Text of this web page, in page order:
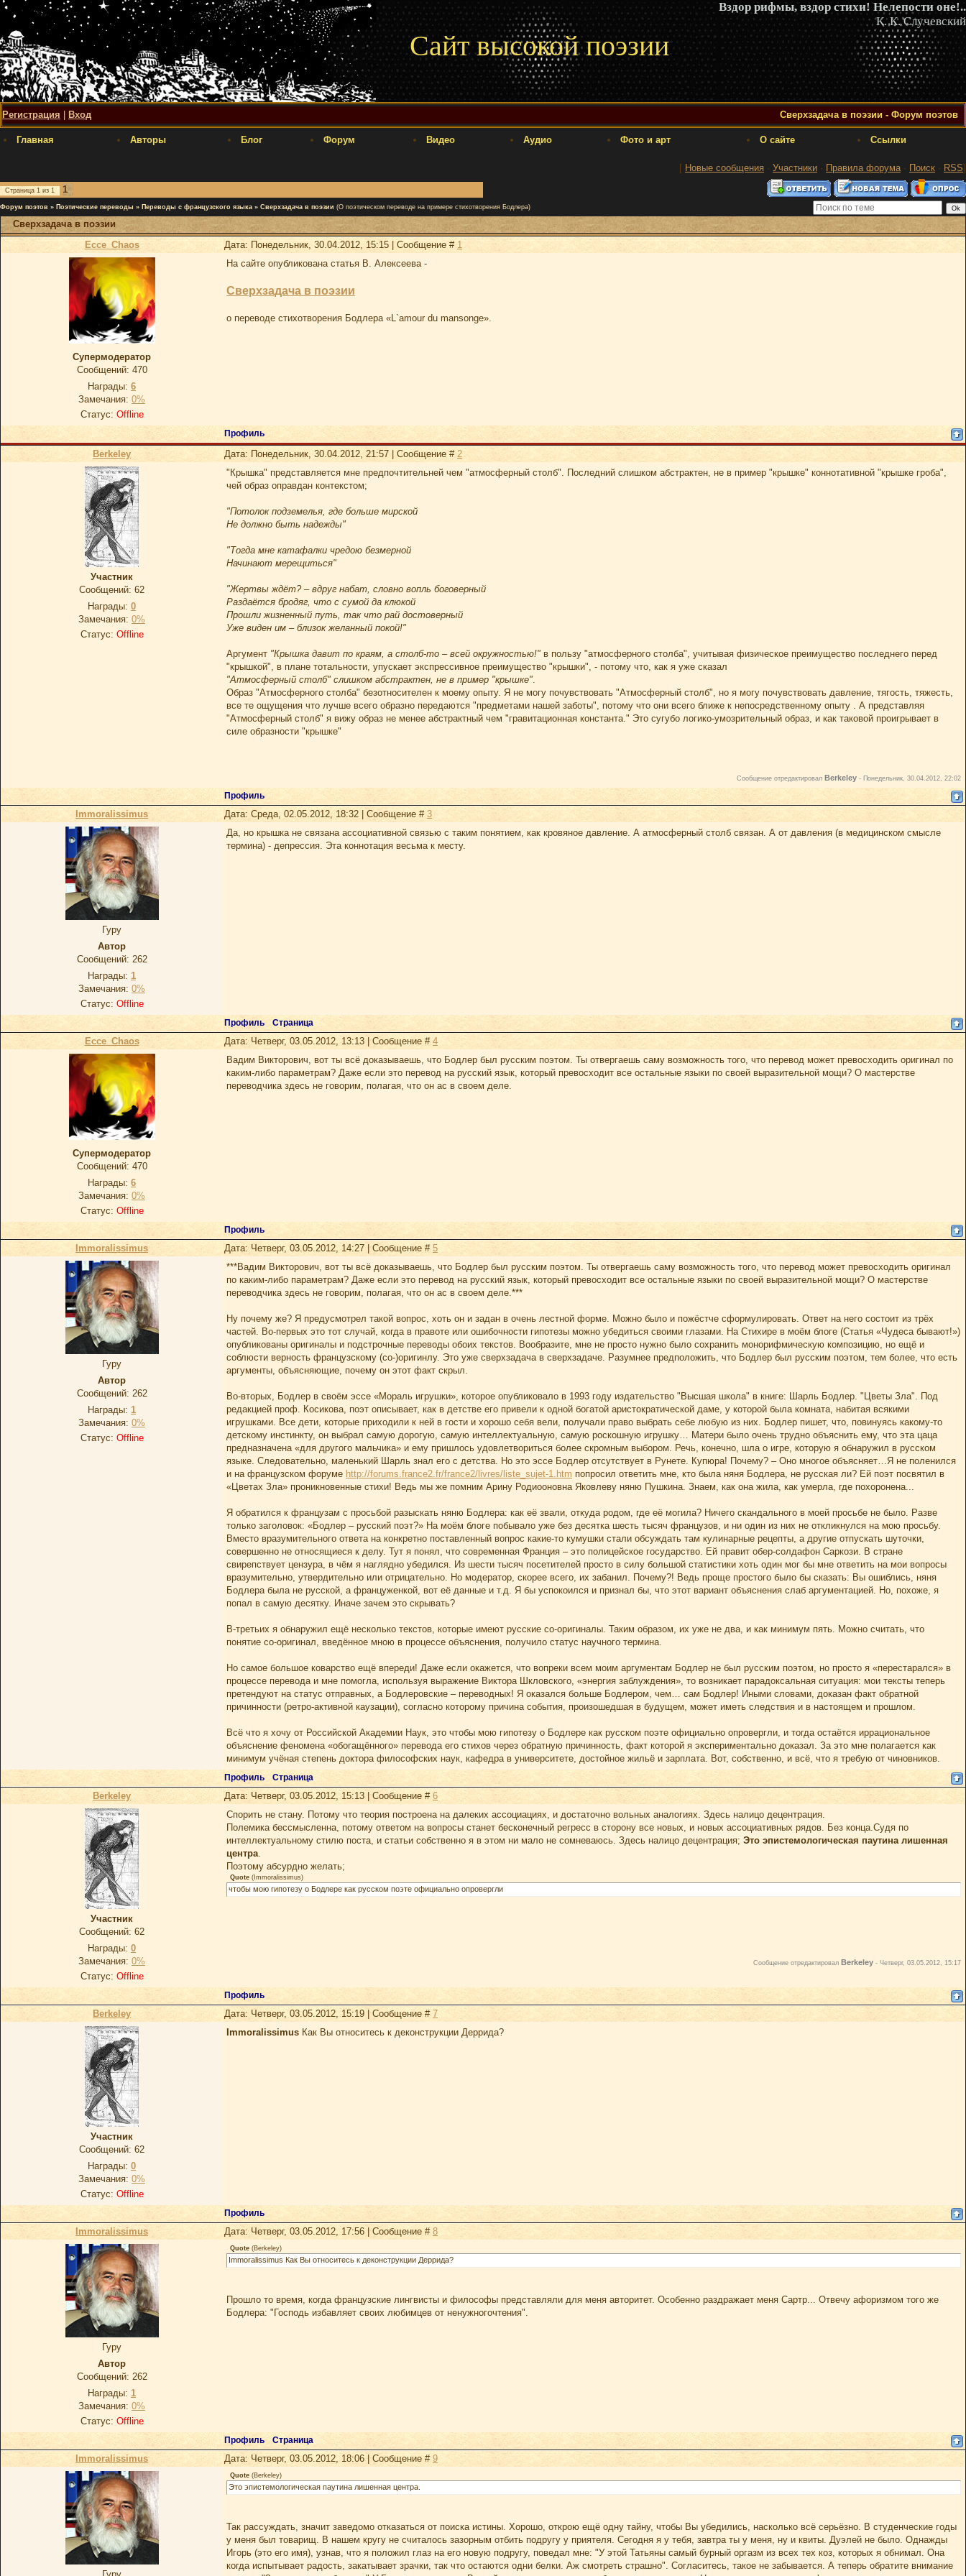
Вздор рифмы, вздор стихи! Нелепости оне!..
К. К. Случевский
Сайт высокой поэзии
Регистрация Вход Сверхзадача в поэзии - Форум поэтов
Главная Авторы Блог Форум Видео Аудио Фото и арт О сайте Ссылки
[ Новые сообщения · Участники · Правила форума· Поиск · RSS]
Страница 1 из 1 1
Форум поэтов » Поэтические переводы » Переводы с французского языка » Сверхзадача в поэзии (О поэтическом переводе на примере стихотворения Бодлера)
Сверхзадача в поэзии
Ecce_Chaos
Дата: Понедельник, 30.04.2012, 15:15 | Сообщение # 1
Супермодератор
Сообщений: 470
Награды: 6
Замечания: 0%
Статус: Offline
На сайте опубликована статья В. Алексеева -
Сверхзадача в поэзии
о переводе стихотворения Бодлера «L`amour du mansonge».
Профиль
Berkeley Дата: Понедельник, 30.04.2012, 21:57 | Сообщение # 2
Участник
Сообщений: 62
Награды: 0
Замечания: 0%
Статус: Offline
"Крышка" представляется мне предпочтительней чем "атмосферный столб". Последний слишком абстрактен, не в пример "крышке" коннотативной "крышке гроба",
чей образ оправдан контекстом;
"Потолок подземелья, где больше мирской
Не должно быть надежды"
"Тогда мне катафалки чредою безмерной
Начинают мерещиться"
"Жертвы ждёт? – вдруг набат, словно вопль боговерный
Раздаётся бродяг, что с сумой да клюкой
Прошли жизненный путь, так что рай достоверный
Уже виден им – близок желанный покой!"
Аргумент "Крышка давит по краям, а столб-то – всей окружностью!" в пользу "атмосферного столба", учитывая физическое преимущество последнего перед
"крышкой", в плане тотальности, упускает экспрессивное преимущество "крышки", - потому что, как я уже сказал
"Атмосферный столб" слишком абстрактен, не в пример "крышке".
Образ "Атмосферного столба" безотносителен к моему опыту. Я не могу почувствовать "Атмосферный столб", но я могу почувствовать давление, тягость, тяжесть,
все те ощущения что лучше всего образно передаются "предметами нашей заботы", потому что они всего ближе к непосредственному опыту . А представляя
"Атмосферный столб" я вижу образ не менее абстрактный чем "гравитационная константа." Это сугубо логико-умозрительный образ, и как таковой проигрывает в
силе образности "крышке"
Сообщение отредактировал Berkeley - Понедельник, 30.04.2012, 22:02
Профиль
Immoralissimus Дата: Среда, 02.05.2012, 18:32 | Сообщение # 3
Гуру
Автор
Сообщений: 262
Награды: 1
Замечания: 0%
Статус: Offline
Да, но крышка не связана ассоциативной связью с таким понятием, как кровяное давление. А атмосферный столб связан. А от давления (в медицинском смысле
термина) - депрессия. Эта коннотация весьма к месту.
Профиль Страница
Ecce_Chaos Дата: Четверг, 03.05.2012, 13:13 | Сообщение # 4
Супермодератор
Сообщений: 470
Награды: 6
Замечания: 0%
Статус: Offline
Вадим Викторович, вот ты всё доказываешь, что Бодлер был русским поэтом. Ты отвергаешь саму возможность того, что перевод может превосходить оригинал по
каким-либо параметрам? Даже если это перевод на русский язык, который превосходит все остальные языки по своей выразительной мощи? О мастерстве
переводчика здесь не говорим, полагая, что он ас в своем деле.
Профиль
Immoralissimus Дата: Четверг, 03.05.2012, 14:27 | Сообщение # 5
Гуру
Автор
Сообщений: 262
Награды: 1
Замечания: 0%
Статус: Offline
***Вадим Викторович, вот ты всё доказываешь, что Бодлер был русским поэтом. Ты отвергаешь саму возможность того, что перевод может превосходить оригинал
по каким-либо параметрам? Даже если это перевод на русский язык, который превосходит все остальные языки по своей выразительной мощи? О мастерстве
переводчика здесь не говорим, полагая, что он ас в своем деле.***
Ну почему же? Я предусмотрел такой вопрос, хоть он и задан в очень лестной форме. Можно было и пожёстче сформулировать. Ответ на него состоит из трёх
частей. Во-первых это тот случай, когда в правоте или ошибочности гипотезы можно убедиться своими глазами. На Стихире в моём блоге (Статья «Чудеса бывают!»)
опубликованы оригиналы и подстрочные переводы обоих текстов. Вообразите, мне не просто нужно было сохранить монорифмическую композицию, но ещё и
соблюсти верность французскому (со-)оригинлу. Это уже сверхзадача в сверхзадаче. Разумнее предположить, что Бодлер был русским поэтом, тем более, что есть
аргументы, объясняющие, почему он этот факт скрыл.
Во-вторых, Бодлер в своём эссе «Мораль игрушки», которое опубликовало в 1993 году издательство "Высшая школа" в книге: Шарль Бодлер. "Цветы Зла". Под
редакцией проф. Косикова, поэт описывает, как в детстве его привели к одной богатой аристократической даме, у которой была комната, набитая всякими
игрушками. Все дети, которые приходили к ней в гости и хорошо себя вели, получали право выбрать себе любую из них. Бодлер пишет, что, повинуясь какому-то
детскому инстинкту, он выбрал самую дорогую, самую интеллектуальную, самую роскошную игрушку… Матери было очень трудно объяснить ему, что эта цаца
предназначена «для другого мальчика» и ему пришлось удовлетвориться более скромным выбором. Речь, конечно, шла о игре, которую я обнаружил в русском
языке. Следовательно, маленький Шарль знал его с детства. Но это эссе Бодлер отсутствует в Рунете. Купюра! Почему? – Оно многое объясняет…Я не поленился
и на французском форуме http://forums.france2.fr/france2/livres/liste_sujet-1.htm попросил ответить мне, кто была няня Бодлера, не русская ли? Ей поэт посвятил в
«Цветах Зла» проникновенные стихи! Ведь мы же помним Арину Родиооновна Яковлеву няню Пушкина. Знаем, как она жила, как умерла, где похоронена...
Я обратился к французам с просьбой разыскать няню Бодлера: как её звали, откуда родом, где её могила? Ничего скандального в моей просьбе не было. Разве
только заголовок: «Бодлер – русский поэт?» На моём блоге побывало уже без десятка шесть тысяч французов, и ни один из них не откликнулся на мою просьбу.
Вместо вразумительного ответа на конкретно поставленный вопрос какие-то кумушки стали обсуждать там кулинарные рецепты, а другие отпускать шуточки,
совершенно не относящиеся к делу. Тут я понял, что современная Франция – это полицейское государство. Ей правит обер-солдафон Саркози. В стране
свирепствует цензура, в чём я наглядно убедился. Из шести тысяч посетителей просто в силу большой статистики хоть один мог бы мне ответить на мои вопросы
вразумительно, утвердительно или отрицательно. Но модератор, скорее всего, их забанил. Почему?! Ведь проще простого было бы сказать: Вы ошиблись, няня
Бодлера была не русской, а француженкой, вот её данные и т.д. Я бы успокоился и признал бы, что этот вариант объяснения слаб аргументацией. Но, похоже, я
попал в самую десятку. Иначе зачем это скрывать?
В-третьих я обнаружил ещё несколько текстов, которые имеют русские со-оригиналы. Таким образом, их уже не два, и как минимум пять. Можно считать, что
понятие со-оригинал, введённое мною в процессе объяснения, получило статус научного термина.
Но самое большое коварство ещё впереди! Даже если окажется, что вопреки всем моим аргументам Бодлер не был русским поэтом, но просто я «перестарался» в
процессе перевода и мне помогла, используя выражение Виктора Шкловского, «энергия заблуждения», то возникает парадоксальная ситуация: мои тексты теперь
претендуют на статус отправных, а Бодлеровские – переводных! Я оказался больше Бодлером, чем… сам Бодлер! Иными словами, доказан факт обратной
причинности (ретро-активной каузации), согласно которому причина события, произошедшая в будущем, может иметь следствия и в настоящем и прошлом.
Всё что я хочу от Российской Академии Наук, это чтобы мою гипотезу о Бодлере как русском поэте официально опровергли, и тогда остаётся иррациональное
объяснение феномена «обогащённого» перевода его стихов через обратную причинность, факт которой я экспериментально доказал. За это мне полагается как
минимум учёная степень доктора философских наук, кафедра в университете, достойное жильё и зарплата. Вот, собственно, и всё, что я требую от чиновников.
Профиль Страница
Berkeley Дата: Четверг, 03.05.2012, 15:13 | Сообщение # 6
Участник
Сообщений: 62
Награды: 0
Замечания: 0%
Статус: Offline
Спорить не стану. Потому что теория построена на далеких ассоциациях, и достаточно вольных аналогиях. Здесь налицо децентрация.
Полемика бессмысленна, потому ответом на вопросы станет бесконечный регресс в сторону все новых, и новых ассоциативных рядов. Без конца.Судя по
интеллектуальному стилю поста, и статьи собственно я в этом ни мало не сомневаюсь. Здесь налицо децентрация; Это эпистемологическая паутина лишенная
центра.
Поэтому абсурдно желать;
Quote ( Immoralissimus)
чтобы мою гипотезу о Бодлере как русском поэте официально опровергли
Сообщение отредактировал Berkeley - Четверг, 03.05.2012, 15:17
Профиль
Berkeley Дата: Четверг, 03.05.2012, 15:19 | Сообщение # 7
Участник
Сообщений: 62
Награды: 0
Замечания: 0%
Статус: Offline
Immoralissimus Как Вы относитесь к деконструкции Деррида?
Профиль
Immoralissimus Дата: Четверг, 03.05.2012, 17:56 | Сообщение # 8
Гуру
Автор
Сообщений: 262
Награды: 1
Замечания: 0%
Статус: Offline
Quote (Berkeley)
Immoralissimus Как Вы относитесь к деконструкции Деррида?
Прошло то время, когда французские лингвисты и философы представляли для меня авторитет. Особенно раздражает меня Сартр... Отвечу афоризмом того же
Бодлера: "Господь избавляет своих любимцев от ненужногочтения".
Профиль Страница
Immoralissimus Дата: Четверг, 03.05.2012, 18:06 | Сообщение # 9
Quote (Berkeley)
Это эпистемологическая паутина лишенная центра.
Так рассуждать, значит заведомо отказаться от поиска истины. Хорошо, открою ещё одну тайну, чтобы Вы убедились, насколько всё серьёзно. В студенческие годы
у меня был товарищ. В нашем кругу не считалось зазорным отбить подругу у приятеля. Сегодня я у тебя, завтра ты у меня, ну и квиты. Дуэлей не было. Однажды
Игорь (это его имя), узнав, что я положил глаз на его новую подругу, поведал мне: "У этой Татьяны самый бурный оргазм из всех тех коз, которых я обнимал. Она
когда испытывает радость, закатывает зрачки, так что остаются одни белки. Аж смотреть страшно". Согласитесь, такое не забывается. А теперь обратите внимание